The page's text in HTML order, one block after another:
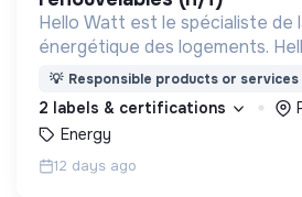
Hello Watt est le spécialiste de
énergétique des logements.
transition énergétique en la
plus intelligente et plus
💡 Responsible products or services
2 labels & certifications
Energy
12 days ago